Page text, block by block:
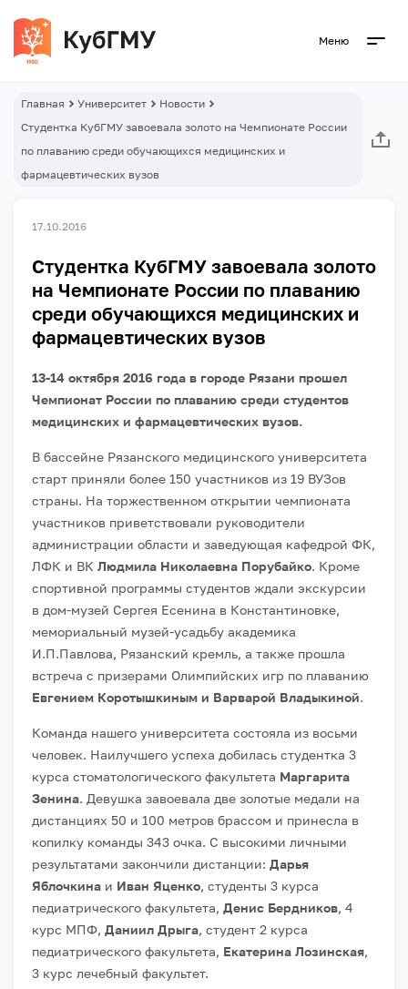
Меню
Главная Университет
Новости
Студентка КубГМУ завоевала золото на Чемпионате России
по плаванию среди обучающихся медицинских и
фармацевтических вузов
17.10.2016
Студентка КубГМУ завоевала золото
на Чемпионате России по плаванию
среди обучающихся медицинских и
фармацевтических вузов
13-14 октября 2016 года в городе Рязани прошел
Чемпионат России по плаванию среди студентов
медицинских и фармацевтических вузов.
В бассейне Рязанского медицинского университета
старт приняли более 150 участников из 19 ВУЗов
страны. На торжественном открытии чемпионата
участников приветствовали руководители
администрации области и заведующая кафедрой ФК,
ЛФК и ВК Людмила Николаевна Порубайко. Кроме
спортивной программы студентов ждали экскурсии
в дом-музей Сергея Есенина в Константиновке,
мемориальный музей-усадьбу академика
И.П.Павлова, Рязанский кремль, а также прошла
встреча с призерами Олимпийских игр по плаванию
Евгением Коротышкиным и Варварой Владыкиной.
Команда нашего университета состояла из восьми
человек. Наилучшего успеха добилась студентка 3
курса стоматологического факультета Маргарита
Зенина. Девушка завоевала две золотые медали на
дистанциях 50 и 100 метров брассом и принесла в
копилку команды 343 очка. С высокими личными
результатами закончили дистанции: Дарья
Яблочкина и Иван Яценко, студенты 3 курса
педиатрического факультета, Денис Бердников, 4
курс МПФ, Даниил Дрыга, студент 2 курса
педиатрического факультета, Екатерина Лозинская,
3 курс лечебный факультет.